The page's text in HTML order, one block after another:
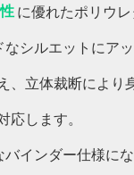
に優れたポリウ
シルエットにア
、立体裁断により
応します。
インダー仕様にな